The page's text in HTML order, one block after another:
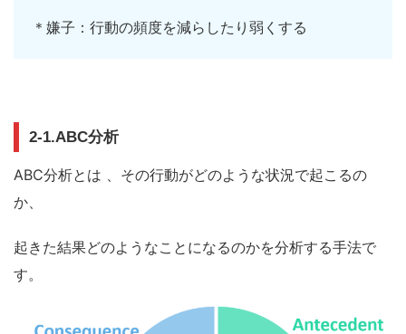
＊嫌子：行動の頻度を減らしたり弱くする
2-1.ABC分析
ABC分析とは
その行動がどのような状況で起こるの
か、
起きた結果どのようなことになるのかを分析する手法で
す。